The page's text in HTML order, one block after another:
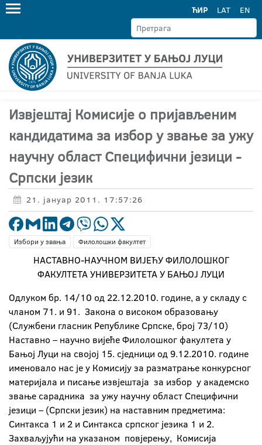
ЋИР LAT EN
Извјештај Комисије о пријављеним
кандидатима за избор у звање за ужу
научну област Специфични језици -
Српски језик
21. јануар 2011. 17:57:26
Избори у звања Филолошки факултет
НАСТАВНО-НАУЧНОМ ВИЈЕЋУ ФИЛОЛОШКОГ
ФАКУЛТЕТА УНИВЕРЗИТЕТА У БАЊОЈ ЛУЦИ
Одлуком бр. 14/10 од 22.12.2010. године, а у складу с
чланом 71. и 91. Закона о висoком образовању
(Службени гласник Републике Српске, број 73/10)
Наставно – научно вијеће Филолошког факултета у
Бањој Луци на својој 15. сједници од 9.12.2010. године
именовало нас је у Комисију за разматрање конкурсног
материјала и писање извјештаја за избор у академско
звање сарадника за ужу научну област Специфични
језици – (Српски језик) на наставним предметима:
Синтакса 1 и 2 и Синтакса српског језика 1 и 2.
Захваљујући на указаном повјерењу, Комисија